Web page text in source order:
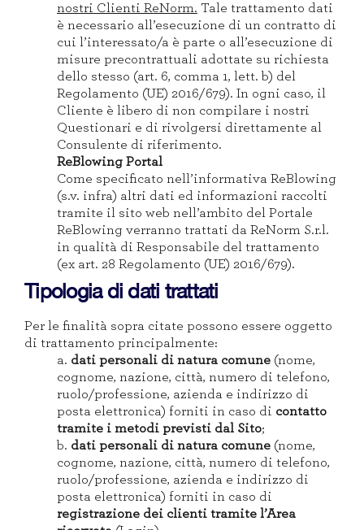
nostri Clienti ReNorm. Tale trattamento dati
è necessario all’esecuzione di un contratto di
cui l’interessato/a è parte o all’esecuzione di
misure precontrattuali adottate su richiesta
dello stesso (art. 6, comma 1, lett. b) del
Regolamento (UE) 2016/679). In ogni caso, il
Cliente è libero di non compilare i nostri
Questionari e di rivolgersi direttamente al
Consulente di riferimento.
ReBlowing Portal
Come specificato nell’informativa ReBlowing
(s.v. infra) altri dati ed informazioni raccolti
tramite il sito web nell’ambito del Portale
ReBlowing verranno trattati da ReNorm S.r.l.
in qualità di Responsabile del trattamento
(ex art. 28 Regolamento (UE) 2016/679).
Tipologia di dati trattati
Per le finalità sopra citate possono essere oggetto
di trattamento principalmente:
a. dati personali di natura comune (nome,
cognome, nazione, città, numero di telefono,
ruolo/professione, azienda e indirizzo di
posta elettronica) forniti in caso di contatto
tramite i metodi previsti dal Sito;
b. dati personali di natura comune (nome,
cognome, nazione, città, numero di telefono,
ruolo/professione, azienda e indirizzo di
posta elettronica) forniti in caso di
registrazione dei clienti tramite l’Area